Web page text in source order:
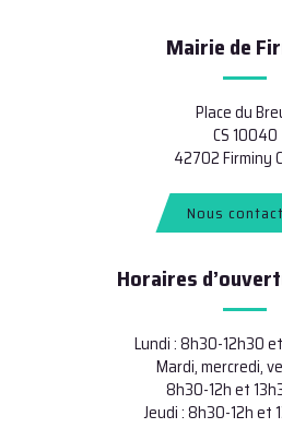
Mairie de
Place du
CS 10040
42702 Firminy
Nous
Horaires
Lundi : 8h30-12h30
Mardi, mercredi,
8h30-12h et
Jeudi : 8h30-12h et